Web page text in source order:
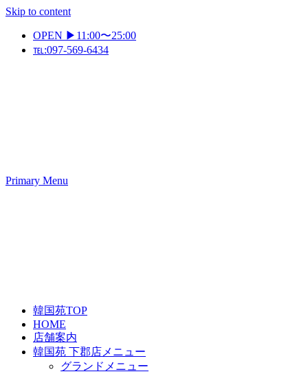
Skip to content
OPEN ▶11:00〜25:00
℡:097-569-6434
Primary Menu
韓国苑TOP
HOME
店舗案内
韓国苑 下郡店メニュー
グランドメニュー